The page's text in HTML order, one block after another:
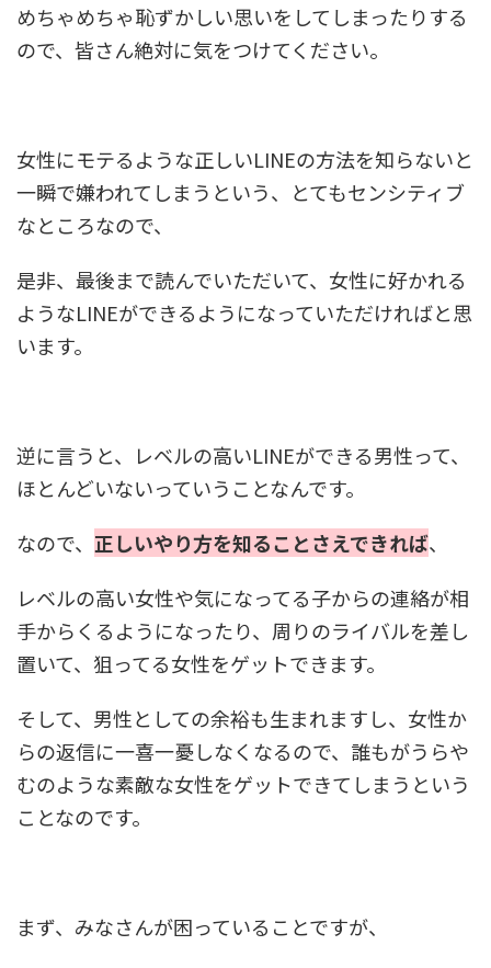
めちゃめちゃ恥ずかしい思いをしてしまったりする
ので、皆さん絶対に気をつけてください。
女性にモテるような正しいLINEの方法を知らないと
一瞬で嫌われてしまうという、とてもセンシティブ
なところなので、
是非、最後まで読んでいただいて、女性に好かれる
ようなLINEができるようになっていただければと思
います。
逆に言うと、レベルの高いLINEができる男性って、
ほとんどいないっていうことなんです。
なので、 正しいやり方を知ることさえできれば、
レベルの高い女性や気になってる子からの連絡が相
手からくるようになったり、周りのライバルを差し
置いて、狙ってる女性をゲットできます。
そして、男性としての余裕も生まれますし、女性か
らの返信に一喜一憂しなくなるので、誰もがうらや
むのような素敵な女性をゲットできてしまうという
ことなのです。
まず、みなさんが困っていることですが、